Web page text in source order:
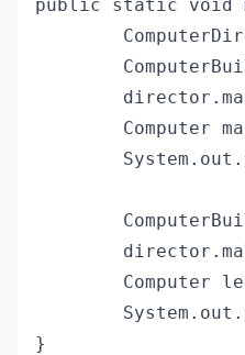
public static void
Computer
Computer
}